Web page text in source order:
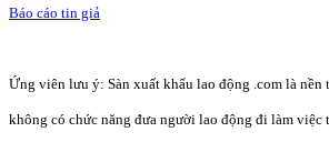
Báo cáo tin giả
Ứng viên lưu ý: Sàn xuất khẩu lao động .com là nền
không có chức năng đưa người lao động đi làm việc